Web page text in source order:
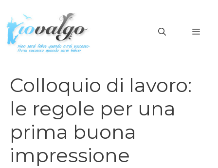
contenuto
Colloquio di lavoro:
le regole per una
prima buona
impressione